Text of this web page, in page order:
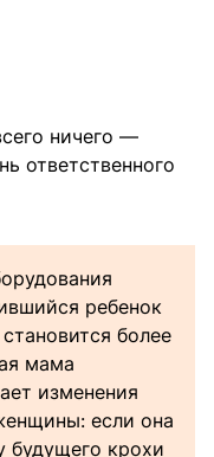
ничего —
ответственного
ребенок
более
мама
изменения
если она
будущего крохи